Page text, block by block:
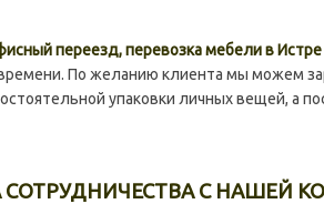
переезд, перевозка мебели в Истре
По желанию клиента мы можем
упаковки личных вещей, а
С НАШЕЙ